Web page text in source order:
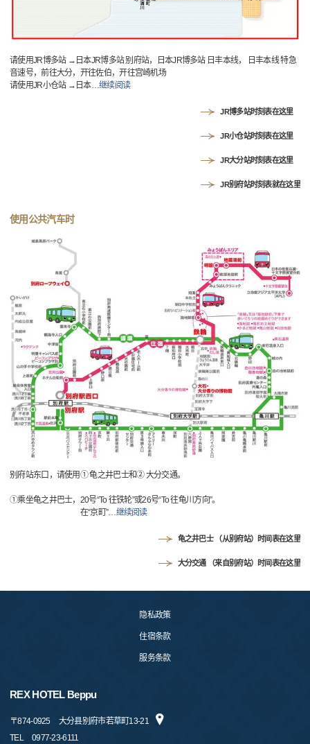
请使用JR博多站 →日本JR博多站 别府站，日本JR博多站 日丰本线， 日丰本线 特急
音速号，前往大分，开往佐伯，开往宫崎机场
请使用JR小仓站 →日本…继续阅读
JR博多站时刻表在这里
JR小仓站时刻表在这里
JR大分站时刻表在这里
JR别府站时刻表就在这里
使用公共汽车时
别府站东口，请使用① 龟之井巴士和② 大分交通。
①乘坐龟之井巴士，20号“To 往铁轮”或26号“To 往龟川方向”。
在“京町”…继续阅读
龟之井巴士 （从别府站）时间表在这里
大分交通 （来自别府站）时间表在这里
隐私政策
住宿条款
服务条款
REX HOTEL Beppu
〒874-0925
大分县别府市若草町13-21
TEL
0977-23-6111